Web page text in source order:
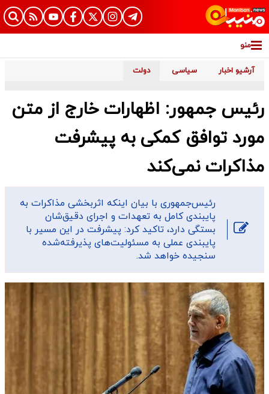
منو
آرشیو اخبار سیاسی دولت
رئیس جمهور: اظهارات خارج از متن
مورد توافق کمکی به پیشرفت
مذاکرات نمی‌کند
رئیس‌جمهوری با بیان اینکه اثربخشی مذاکرات به
پایبندی کامل به تعهدات و اجرای دقیق‌شان
بستگی دارد، تاکید کرد: پیشرفت در این مسیر با
پایبندی عملی به مسئولیت‌های پذیرفته‌شده
سنجیده خواهد شد.